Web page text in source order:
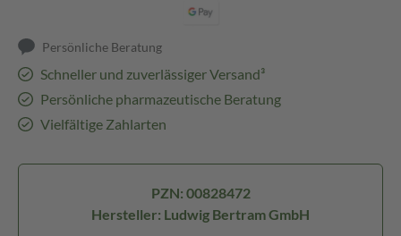
Persönliche Beratung
Schneller und zuverlässiger Versand³
Persönliche pharmazeutische Beratung
Vielfältige Zahlarten
PZN: 00828472
Hersteller: Ludwig Bertram GmbH